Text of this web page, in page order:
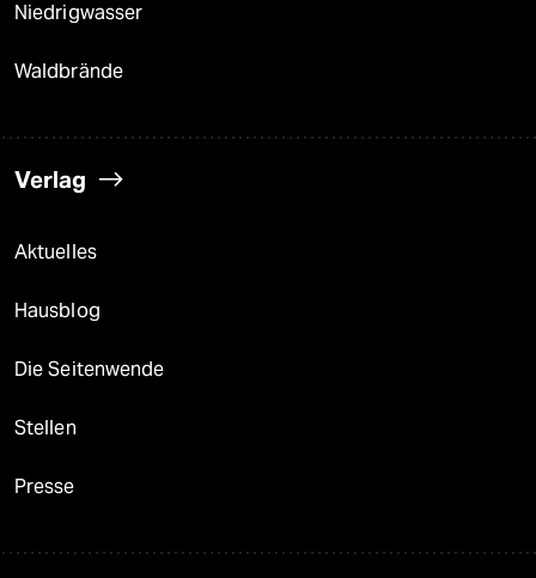
Niedrigwasser
Waldbrände
Verlag
Aktuelles
Hausblog
Die Seitenwende
Stellen
Presse